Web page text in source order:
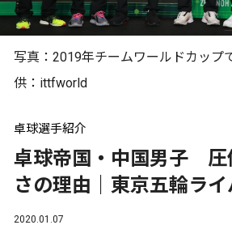
写真：2019年チームワールドカップ
供：ittfworld
卓球選手紹介
卓球帝国・中国男子 圧
さの理由｜東京五輪ラ
2020.01.07